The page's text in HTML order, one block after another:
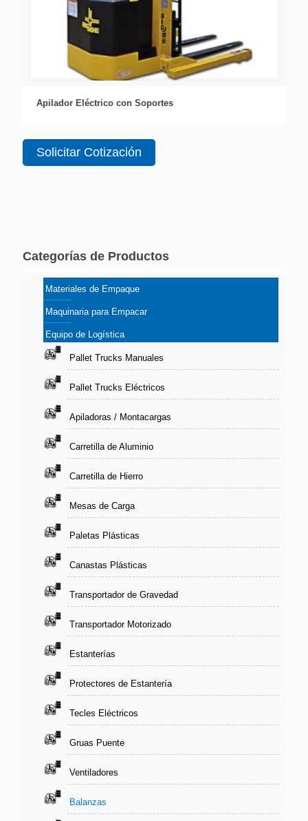
Apilador Eléctrico con Soportes
Solicitar Cotización
Categorías de Productos
Materiales de Empaque
Maquinaria para Empacar
Equipo de Logística
Pallet Trucks Manuales
Pallet Trucks Eléctricos
Apiladoras / Montacargas
Carretilla de Aluminio
Carretilla de Hierro
Mesas de Carga
Paletas Plásticas
Canastas Plásticas
Transportador de Gravedad
Transportador Motorizado
Estanterías
Protectores de Estantería
Tecles Eléctricos
Gruas Puente
Ventiladores
Balanzas